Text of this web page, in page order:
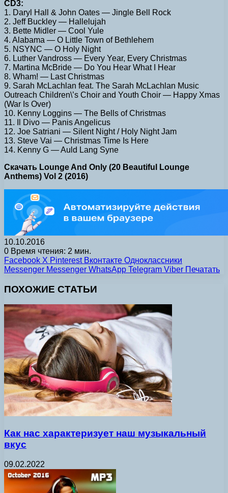
CD3:
1. Daryl Hall & John Oates — Jingle Bell Rock
2. Jeff Buckley — Hallelujah
3. Bette Midler — Cool Yule
4. Alabama — O Little Town of Bethlehem
5. NSYNC — O Holy Night
6. Luther Vandross — Every Year, Every Christmas
7. Martina McBride — Do You Hear What I Hear
8. Wham! — Last Christmas
9. Sarah McLachlan feat. The Sarah McLachlan Music
Outreach Children\’s Choir and Youth Choir — Happy Xmas
(War Is Over)
10. Kenny Loggins — The Bells of Christmas
11. Il Divo — Panis Angelicus
12. Joe Satriani — Silent Night / Holy Night Jam
13. Steve Vai — Christmas Time Is Here
14. Kenny G — Auld Lang Syne
Скачать Lounge And Only (20 Beautiful Lounge
Anthems) Vol 2 (2016)
10.10.2016
0 Время чтения: 2 мин.
Facebook X Pinterest Вконтакте Одноклассники
Messenger Messenger WhatsApp Telegram Viber Печатать
ПОХОЖИЕ СТАТЬИ
Как нас характеризует наш музыкальный
вкус
09.02.2022